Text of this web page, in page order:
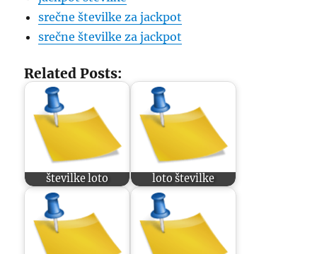
srečne številke za jackpot
srečne številke za jackpot
Related Posts:
številke loto loto številke